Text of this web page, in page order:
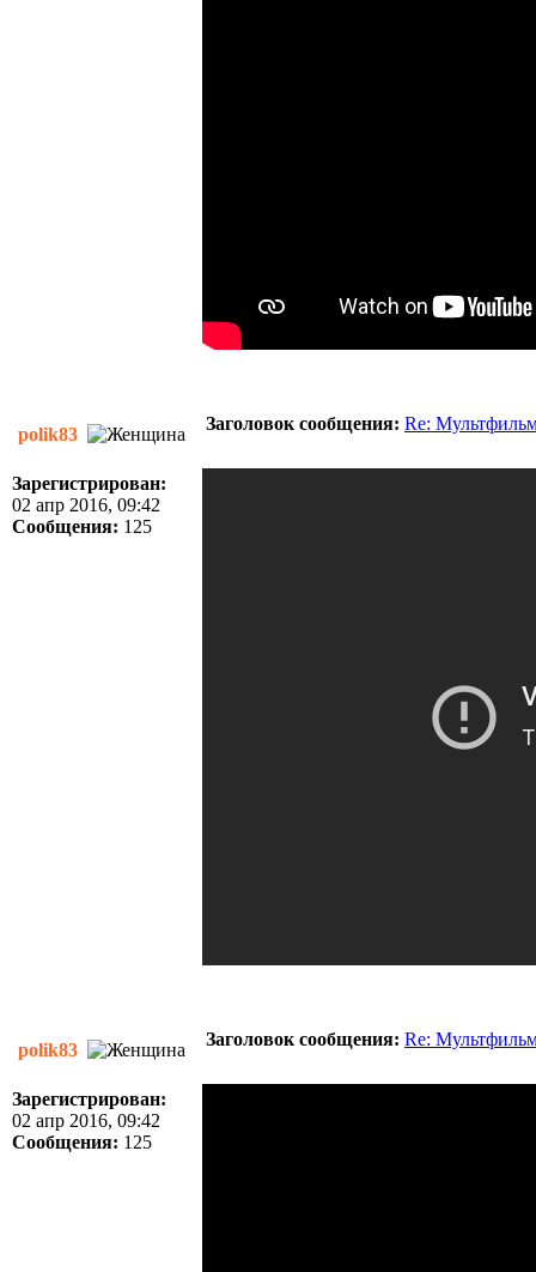
polik83
Заголовок сообщения: Re:
Зарегистрирован:
02 апр 2016, 09:42
Сообщения: 125
polik83
Заголовок сообщения: Re:
Зарегистрирован:
02 апр 2016, 09:42
Сообщения: 125